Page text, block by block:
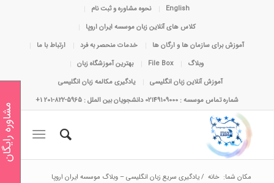
English
نحوه مشاوره و ثبت نام
کلاس های آنلاین زبان موسسه ایران اروپا
آموزش برای سازمان ها و ارگان ها
خدمات منحصر به فرد
ارتباط با ما
وبلاگ
File Box
بهترین آموزشگاه زبان
آموزش آنلاین زبان انگلیسی
یادگیری مکالمه زبان انگلیسی
شماره تماس موسسه : 02149109000 دانشجویان بین الملل : 5965-822-201 1+
مکان شما: خانه / یادگیری سریع زبان انگلیسی – وبلاگ موسسه ایران اروپا